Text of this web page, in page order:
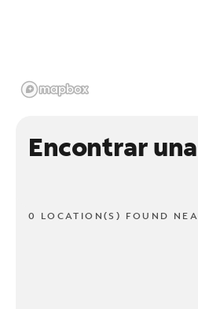
Encontrar
0 LOCATION(S) FOUND